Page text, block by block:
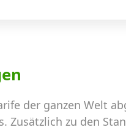
der ganzen Welt
Zusätzlich zu den